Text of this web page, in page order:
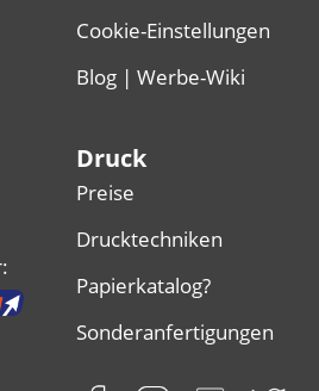
Cookie-Einstellungen
Blog | Werbe-Wiki
Druck
Preise
Drucktechniken
Papierkatalog?
Sonderanfertigungen